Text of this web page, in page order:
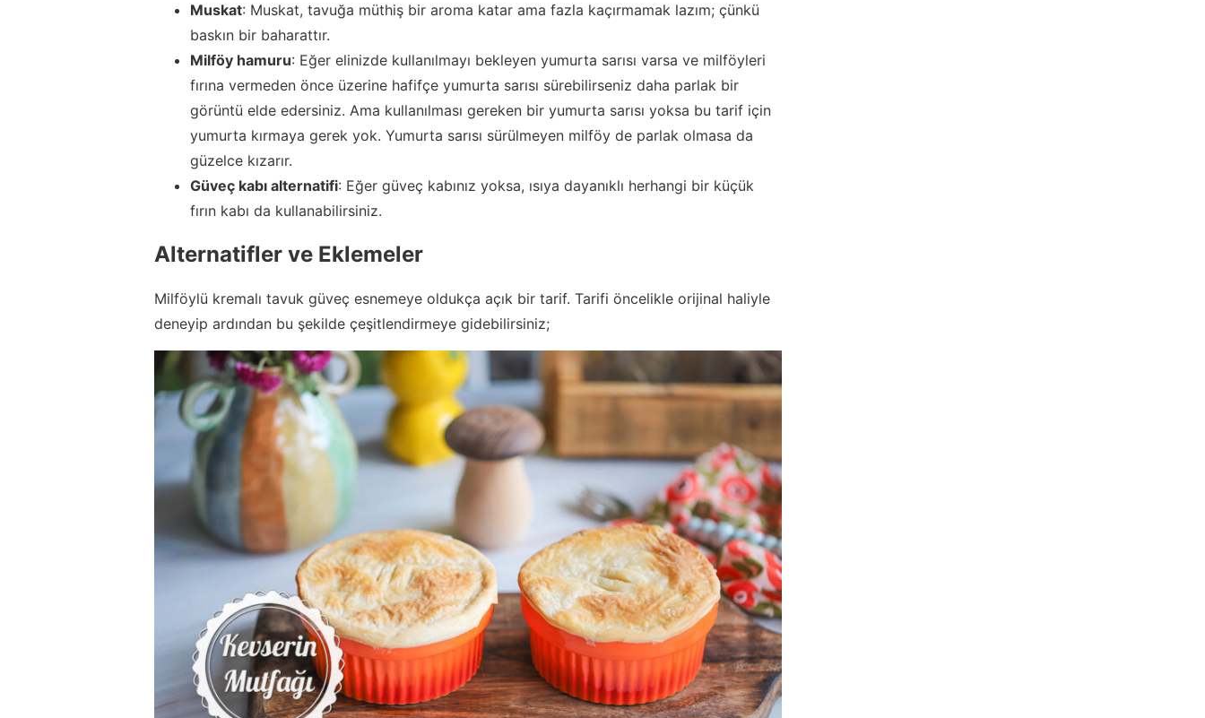
Muskat: Muskat, tavuğa müthiş bir aroma katar ama fazla kaçırmamak lazım; çünkü
baskın bir baharattır.
Milföy hamuru: Eğer elinizde kullanılmayı bekleyen yumurta sarısı varsa ve milföyleri
fırına vermeden önce üzerine hafifçe yumurta sarısı sürebilirseniz daha parlak bir
görüntü elde edersiniz. Ama kullanılması gereken bir yumurta sarısı yoksa bu tarif için
yumurta kırmaya gerek yok. Yumurta sarısı sürülmeyen milföy de parlak olmasa da
güzelce kızarır.
Güveç kabı alternatifi: Eğer güveç kabınız yoksa, ısıya dayanıklı herhangi bir küçük
fırın kabı da kullanabilirsiniz.
Alternatifler ve Eklemeler
Milföylü kremalı tavuk güveç esnemeye oldukça açık bir tarif. Tarifi öncelikle orijinal haliyle
deneyip ardından bu şekilde çeşitlendirmeye gidebilirsiniz;